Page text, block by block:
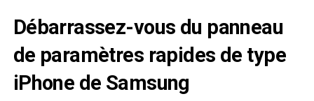
Débarrassez-vous du panneau
de paramètres rapides de type
iPhone de Samsung